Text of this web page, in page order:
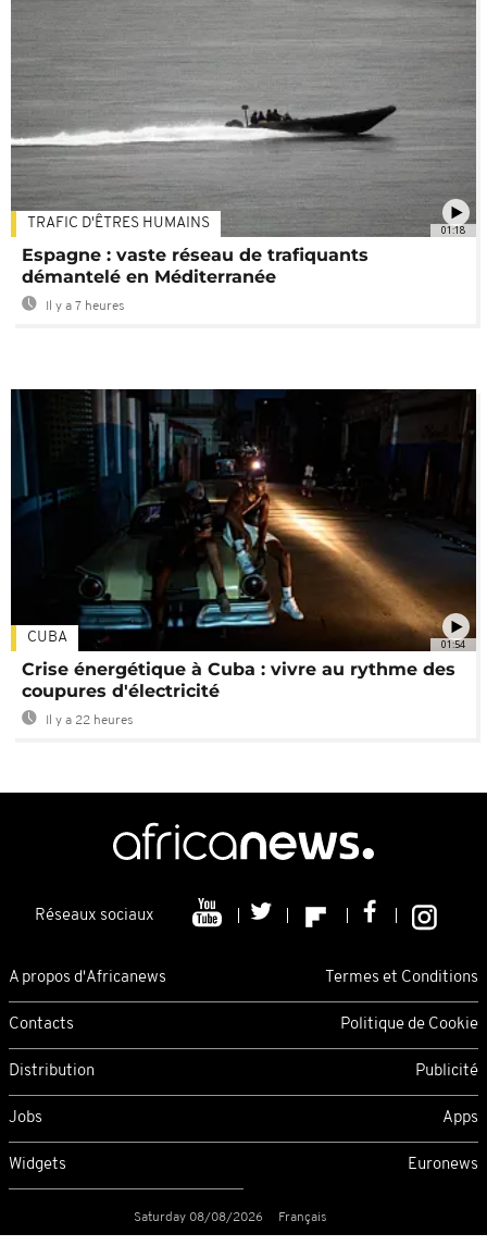
01:18
TRAFIC D'ÊTRES HUMAINS
Espagne : vaste réseau de trafiquants
démantelé en Méditerranée
Il y a 7 heures
01:54
CUBA
Crise énergétique à Cuba : vivre au rythme des
coupures d'électricité
Il y a 22 heures
Réseaux sociaux
A propos d'Africanews Termes et Conditions
Contacts Politique de Cookie
Distribution Publicité
Jobs Apps
Widgets Euronews
Saturday 08/08/2026